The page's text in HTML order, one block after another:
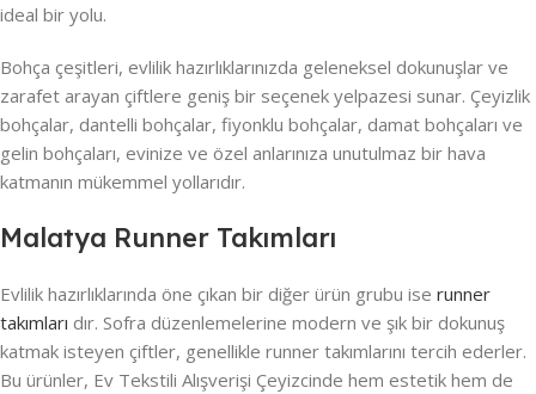
ideal bir yolu.
Bohça çeşitleri, evlilik hazırlıklarınızda geleneksel dokunuşlar ve
zarafet arayan çiftlere geniş bir seçenek yelpazesi sunar. Çeyizlik
bohçalar, dantelli bohçalar, fiyonklu bohçalar, damat bohçaları ve
gelin bohçaları, evinize ve özel anlarınıza unutulmaz bir hava
katmanın mükemmel yollarıdır.
Malatya Runner Takımları
Evlilik hazırlıklarında öne çıkan bir diğer ürün grubu ise runner
takımları dır. Sofra düzenlemelerine modern ve şık bir dokunuş
katmak isteyen çiftler, genellikle runner takımlarını tercih ederler.
Bu ürünler, Ev Tekstili Alışverişi Çeyizcinde hem estetik hem de